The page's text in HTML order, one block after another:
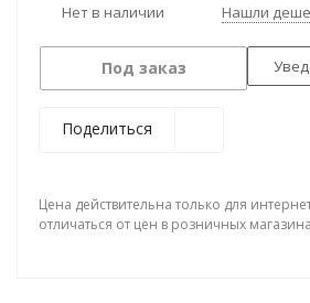
Нет в наличии Нашли
Под заказ
Поделиться
Цена действительна только для
отличаться от цен в розничных